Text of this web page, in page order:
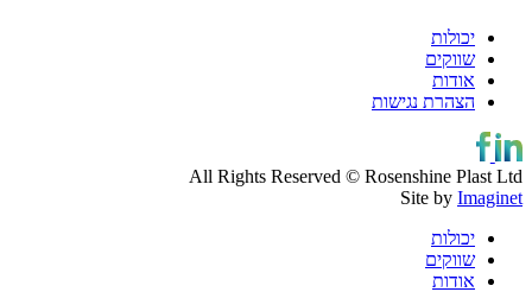
יכולות
שווקים
אודות
הצהרת נגישות
All Rights Reserved © Rosenshine Plast Ltd
Site by Imaginet
יכולות
שווקים
אודות